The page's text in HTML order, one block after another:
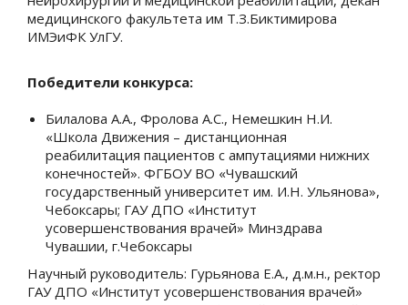
медицинского факультета им Т.З.Биктимирова
ИМЭиФК УлГУ.
Победители конкурса:
Билалова А.А., Фролова А.С., Немешкин Н.И.
«Школа Движения – дистанционная
реабилитация пациентов с ампутациями нижних
конечностей». ФГБОУ ВО «Чувашский
государственный университет им. И.Н. Ульянова»,
Чебоксары; ГАУ ДПО «Институт
усовершенствования врачей» Минздрава
Чувашии, г.Чебоксары
Научный руководитель: Гурьянова Е.А., д.м.н., ректор
ГАУ ДПО «Институт усовершенствования врачей»